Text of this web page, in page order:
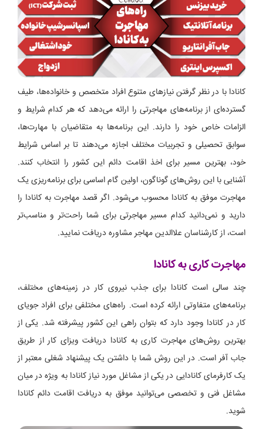
کانادا با در نظر گرفتن نیازهای متنوع افراد متخصص و خانواده‌ها، طیف
گسترده‌ای از برنامه‌های مهاجرتی را ارائه می‌دهد که هر کدام شرایط و
الزامات خاص خود را دارند. این برنامه‌ها به متقاضیان با مهارت‌ها،
سوابق تحصیلی و تجربیات مختلف اجازه می‌دهند تا بر اساس شرایط
خود، بهترین مسیر برای اخذ اقامت دائم این کشور را انتخاب کنند.
آشنایی با این روش‌های گوناگون، اولین گام اساسی برای برنامه‌ریزی یک
مهاجرت موفق به کانادا محسوب می‌شود. اگر قصد مهاجرت به کانادا را
دارید و نمی‌دانید کدام مسیر مهاجرتی برای شما راحت‌تر و مناسب‌تر
است، از کارشناسان علاالدین مهاجر مشاوره دریافت نمایید.
مهاجرت کاری به کانادا
چند سالی است کانادا برای جذب نیروی کار در زمینه‌های مختلف،
برنامه‌های متفاوتی ارائه کرده است. راه‌های مختلفی برای افراد جویای
کار در کانادا وجود دارد که بتوان راهی این کشور پیشرفته شد. یکی از
بهترین روش‌های مهاجرت کاری به کانادا دریافت ویزای کار از طریق
جاب آفر است. در این روش شما با داشتن یک پیشنهاد شغلی معتبر از
یک کارفرمای کانادایی در یکی از مشاغل مورد نیاز کانادا به ویژه در میان
مشاغل فنی و تخصصی می‌توانید موفق به دریافت اقامت دائم کانادا
شوید.